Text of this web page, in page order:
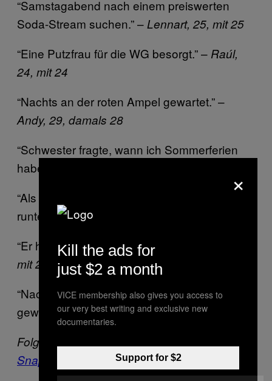
“Samstagabend nach einem preiswerten
Soda-Stream suchen.” – Lennart, 25, mit 25
“Eine Putzfrau für die WG besorgt.” – Raúl,
24, mit 24
“Nachts an der roten Ampel gewartet.” –
Andy, 29, damals 28
“Schwester fragte, wann ich Sommerferien
habe.” –
“Als Gast in Frankreich Knochenmark
runtergewürgt.” –
“Er hat ‘Mama’ zu mir gesagt.” –
mit 29
“Nach Rom-Reise zum Wein-Liebhaber
geworden.” –Ivan, 30, damals 28
Folge VICE auf
Snapchat
×
Kill the ads for
just $2 a month
VICE membership also gives you access to
our very best writing and exclusive new
documentaries.
Support for $2